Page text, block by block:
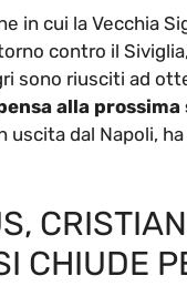
in cui la Vecchia
contro il
sono riusciti ad
alla
uscita dal Napoli,
CHIUDE